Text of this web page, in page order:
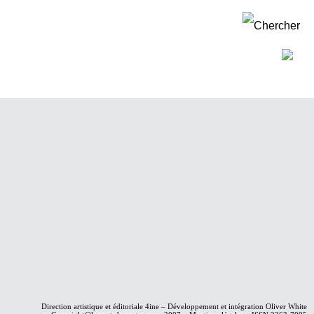
Direction artistique et éditoriale 4ine – Développement et intégration Oliver White